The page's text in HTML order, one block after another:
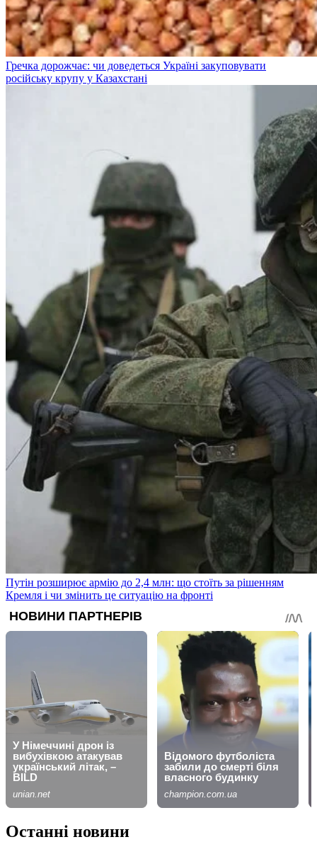
Гречка дорожчає: чи доведеться Україні закуповувати
російську крупу у Казахстані
Путін розширює армію до 2,4 млн: що стоїть за рішенням
Кремля і чи змінить це ситуацію на фронті
Останні новини